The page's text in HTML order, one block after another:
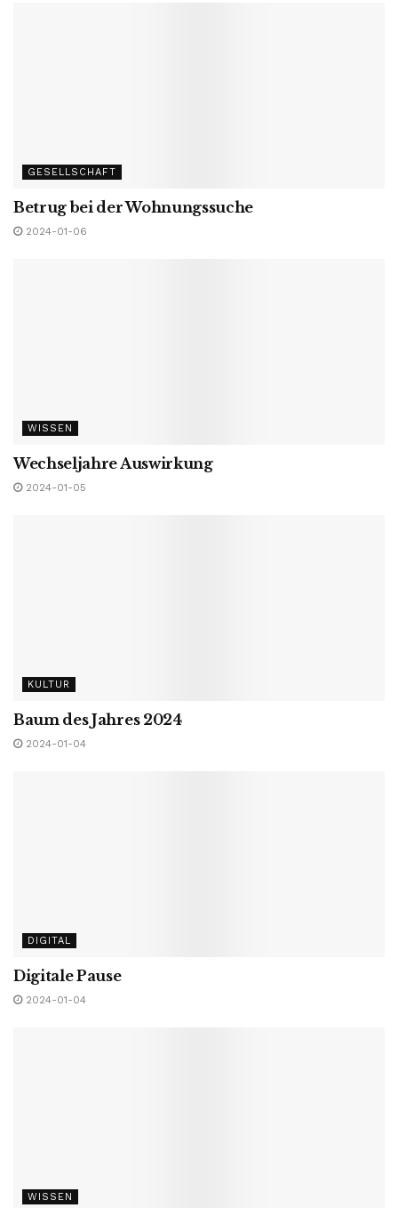
GESELLSCHAFT
Betrug bei der Wohnungssuche
2024-01-06
WISSEN
Wechseljahre Auswirkung
2024-01-05
KULTUR
Baum des Jahres 2024
2024-01-04
DIGITAL
Digitale Pause
2024-01-04
WISSEN